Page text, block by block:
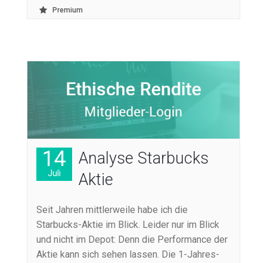
Premium
14
Juli
Analyse Starbucks
Aktie
Seit Jahren mittlerweile habe ich die
Starbucks-Aktie im Blick. Leider nur im Blick
und nicht im Depot: Denn die Performance der
Aktie kann sich sehen lassen. Die 1-Jahres-